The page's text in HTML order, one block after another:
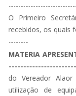
O Primeiro
recebidos, os quais
--------
MATERIA
do Vereador
utilização de